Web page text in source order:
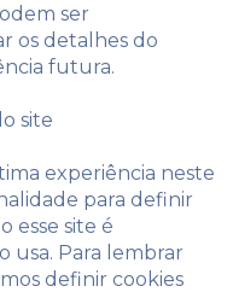
ser
os detalhes do
futura.
site
experiência neste
para definir
esse site é
usa. Para lembrar
definir cookies